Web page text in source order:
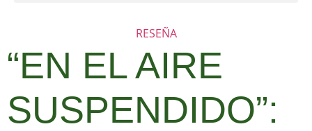
RESEÑA
“EN EL AIRE
SUSPENDIDO”: